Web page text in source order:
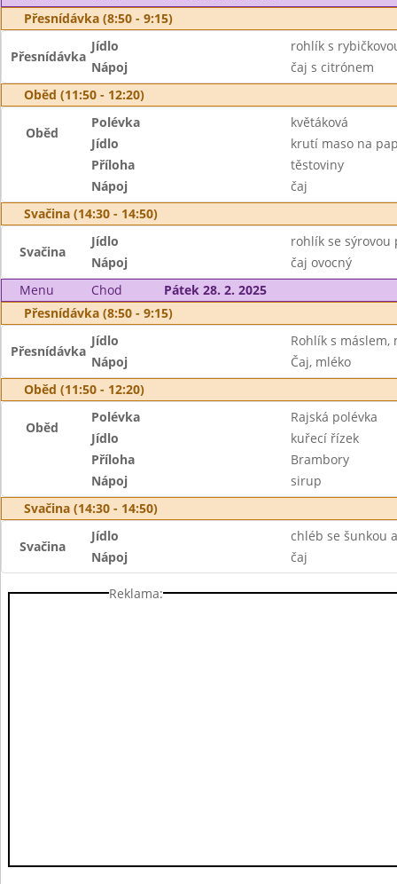
Přesnídávka (8:50 - 9:15)
Přesnídávka
Jídlo
rohlík s
Nápoj
čaj s citrónem
Oběd (11:50 - 12:20)
Oběd
Polévka
květáková
Jídlo
krutí maso na
Příloha
těstoviny
Nápoj
čaj
Svačina (14:30 - 14:50)
Svačina
Jídlo
rohlík se sýrovou
Nápoj
čaj ovocný
Menu
Chod
Pátek 28. 2. 2025
Přesnídávka (8:50 - 9:15)
Přesnídávka
Jídlo
Rohlík s máslem,
Nápoj
Čaj, mléko
Oběd (11:50 - 12:20)
Oběd
Polévka
Rajská polévka
Jídlo
kuřecí řízek
Příloha
Brambory
Nápoj
sirup
Svačina (14:30 - 14:50)
Svačina
Jídlo
chléb se šunkou
Nápoj
čaj
Reklama: